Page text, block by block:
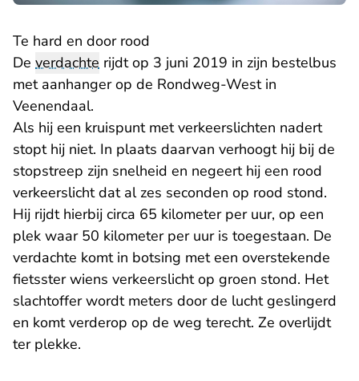
Te hard en door rood
De verdachte rijdt op 3 juni 2019 in zijn bestelbus
met aanhanger op de Rondweg-West in
Veenendaal.
Als hij een kruispunt met verkeerslichten nadert
stopt hij niet. In plaats daarvan verhoogt hij bij de
stopstreep zijn snelheid en negeert hij een rood
verkeerslicht dat al zes seconden op rood stond.
Hij rijdt hierbij circa 65 kilometer per uur, op een
plek waar 50 kilometer per uur is toegestaan. De
verdachte komt in botsing met een overstekende
fietsster wiens verkeerslicht op groen stond. Het
slachtoffer wordt meters door de lucht geslingerd
en komt verderop op de weg terecht. Ze overlijdt
ter plekke.